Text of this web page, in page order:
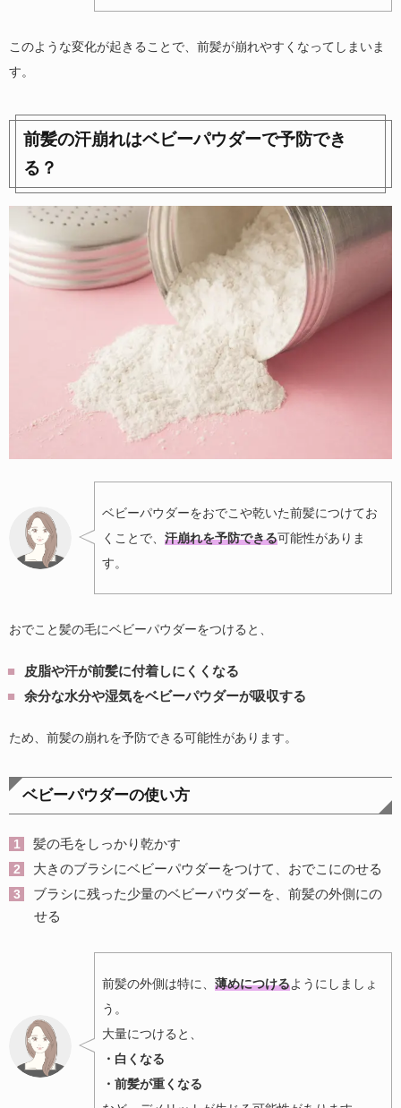
このような変化が起きることで、前髪が崩れやすくなってしまいま
す。
前髪の汗崩れはベビーパウダーで予防でき
る？
ベビーパウダーをおでこや乾いた前髪につけてお
くことで、 汗崩れを予防できる可能性がありま
す。
おでこと髪の毛にベビーパウダーをつけると、
皮脂や汗が前髪に付着しにくくなる
余分な水分や湿気をベビーパウダーが吸収する
ため、前髪の崩れを予防できる可能性があります。
ベビーパウダーの使い方
髪の毛をしっかり乾かす
大きのブラシにベビーパウダーをつけて、おでこにのせる
ブラシに残った少量のベビーパウダーを、前髪の外側にの
せる
前髪の外側は特に、 薄めにつけるようにしましょ
う。
大量につけると、
・白くなる
・前髪が重くなる